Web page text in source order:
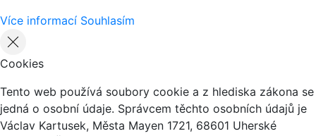
Více informací Souhlasím
Cookies
Tento web používá soubory cookie a z hlediska zákona se
jedná o osobní údaje. Správcem těchto osobních údajů je
Václav Kartusek, Města Mayen 1721, 68601 Uherské